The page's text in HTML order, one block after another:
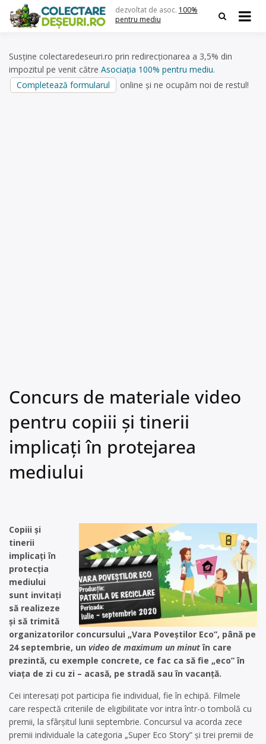
content
dezvoltat de asoc. 100%
pentru mediu
Susține colectaredeseuri.ro prin redirecționarea a 3,5% din
impozitul pe venit către Asociația 100% pentru mediu.
Completează formularul
online și ne ocupăm noi de restul!
Concurs de materiale video
pentru copiii și tinerii
implicați în protejarea
mediului
Copiii și
tinerii
implicați în
protecția
mediului
sunt invitați
să realizeze
și să trimită
organizatorilor concursului „Vara Poveștilor Eco”, până pe
24 septembrie, un video de maximum un minutîn care
prezintă, cu exemple concrete, ce fac ca să fie „eco” în
viața de zi cu zi – acasă, pe stradă sau în vacanță.
Cei interesați pot participa fie individual, fie în echipă. Filmele
care respectă criteriile de eligibilitate vor intra într-o tombolă cu
premii, la sfârșitul lunii septembrie. Concursul va acorda zece
premii individuale la categoria „Super Eco Story” și trei premii de